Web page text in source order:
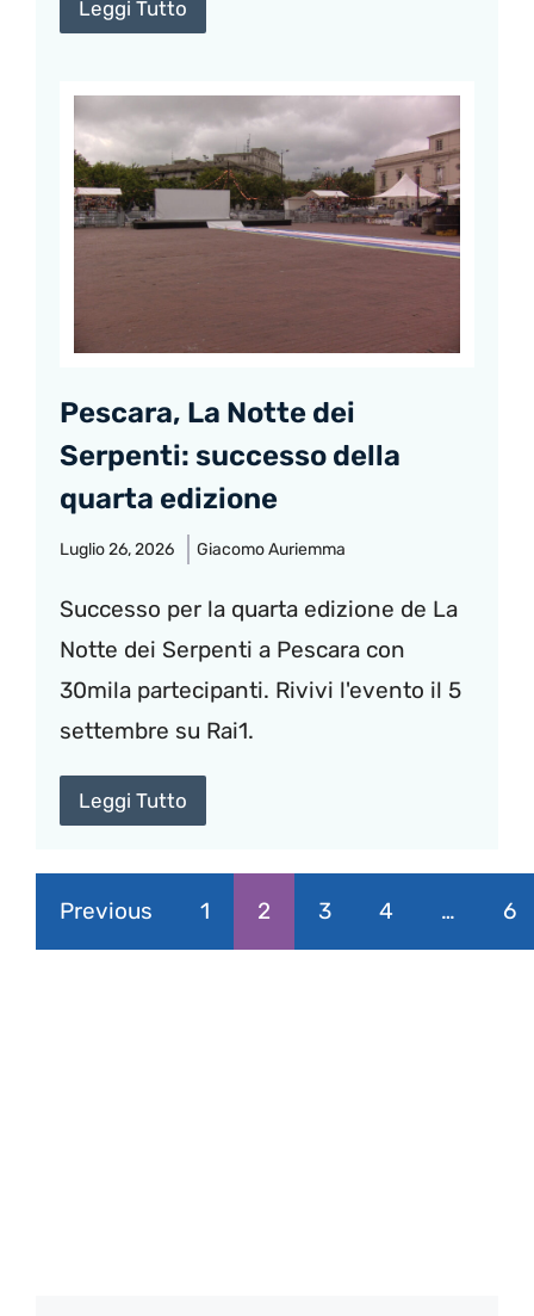
Leggi Tutto
Pescara, La Notte dei
Serpenti: successo della
quarta edizione
Luglio 26, 2026 Giacomo Auriemma
Successo per la quarta edizione de La
Notte dei Serpenti a Pescara con
30mila partecipanti. Rivivi l'evento il 5
settembre su Rai1.
Leggi Tutto
Previous 1 2 3 4 … 6